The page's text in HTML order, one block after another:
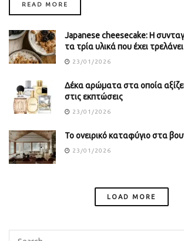
READ MORE
Japanese cheesecake: Η
τα τρία υλικά που έχει
23/01/2026
Δέκα αρώματα στα οποία
στις εκπτώσεις
23/01/2026
Το ονειρικό καταφύγιο στα
23/01/2026
LOAD MORE